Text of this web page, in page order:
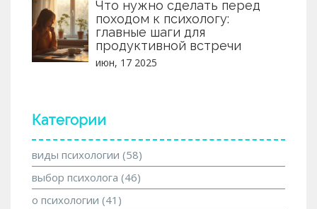
Что нужно сделать перед
походом к психологу:
главные шаги для
продуктивной встречи
июн, 17 2025
Категории
виды психологии (58)
выбор психолога (46)
о психологии (41)